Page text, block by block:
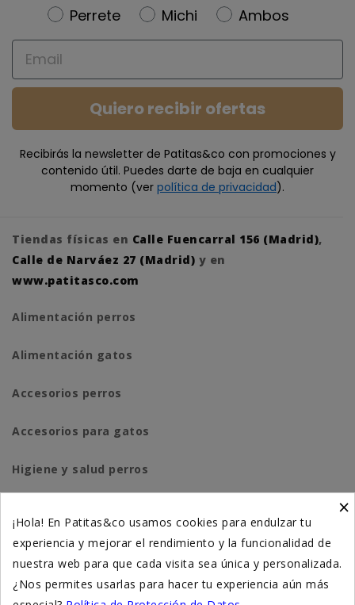
Newsletter
Perrete Michi
Ambos
Email
Quiero recibir ofertas
Recibirás la newsletter de Patitas&co con promociones y
contenido útil. Puedes darte de baja en cualquier
momento (ver política de privacidad).
Tiendas físicas en Calle Fuencarral 156 (Madrid),
Calle de Narváez 27 (Madrid) y en
www.patitasco.com
Alimentación perros
Alimentación gatos
Accesorios perros
Accesorios para gatos
Higiene y salud perros
Suplementación natural
Otros
×
¡Hola! En Patitas&co usamos cookies para endulzar tu
experiencia y mejorar el rendimiento y la funcionalidad de
nuestra web para que cada visita sea única y personalizada.
¿Nos permites usarlas para hacer tu experiencia aún más